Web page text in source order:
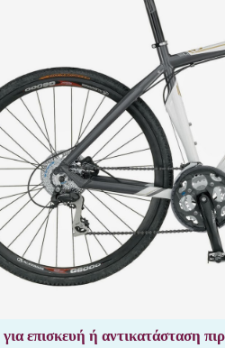
για επισκευή ή αντικατάσταση